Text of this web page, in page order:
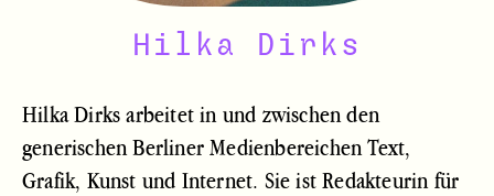
Hilka Dirks
Hilka Dirks arbeitet in und zwischen den
generischen Berliner Medienbereichen Text,
Grafik, Kunst und Internet. Sie ist Redakteurin für